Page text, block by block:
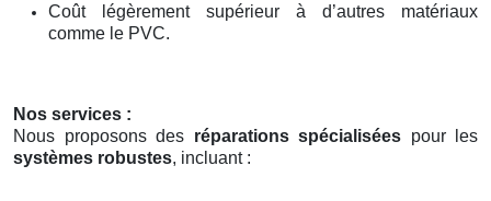
Coût légèrement supérieur à d’autres matériaux
comme le PVC.
Nos services :
Nous proposons des réparations spécialisées pour les
systèmes robustes, incluant :